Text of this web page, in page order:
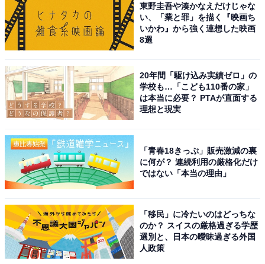
東野圭吾や湊かなえだけじゃな
い、「業と罪」を描く『映画ち
いかわ』から強く連想した映画
8選
20年間「駆け込み実績ゼロ」の
学校も…「こども110番の家」
は本当に必要？ PTAが直面する
理想と現実
「青春18きっぷ」販売激減の裏
に何が？ 連続利用の厳格化だけ
ではない「本当の理由」
「移民」に冷たいのはどっちな
のか？ スイスの厳格過ぎる学歴
選別と、日本の曖昧過ぎる外国
人政策